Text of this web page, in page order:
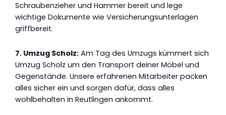
Schraubenzieher und Hammer bereit und lege
wichtige Dokumente wie Versicherungsunterlagen
griffbereit.
7. Umzug Scholz: Am Tag des Umzugs kümmert sich
Umzug Scholz um den Transport deiner Möbel und
Gegenstände. Unsere erfahrenen Mitarbeiter packen
alles sicher ein und sorgen dafür, dass alles
wohlbehalten in Reutlingen ankommt.